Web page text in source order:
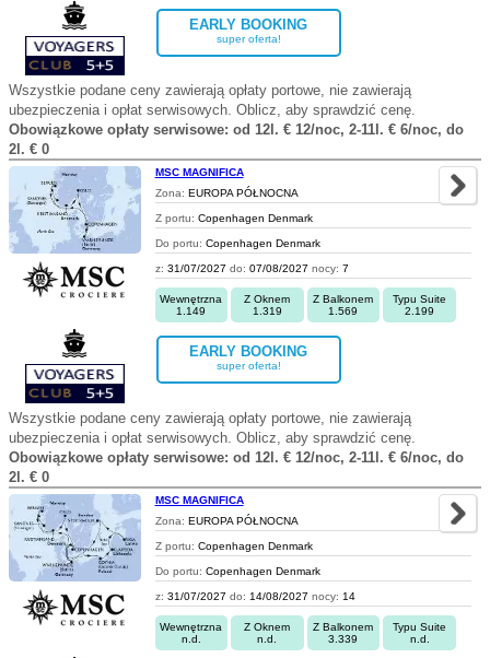
EARLY BOOKING
super oferta!
Wszystkie podane ceny zawierają opłaty portowe, nie zawierają
ubezpieczenia i opłat serwisowych. Oblicz, aby sprawdzić cenę.
Obowiązkowe opłaty serwisowe: od 12l. € 12/noc, 2-11l. € 6/noc, do
2l. € 0
MSC MAGNIFICA
Zona: EUROPA PÓŁNOCNA
Z portu: Copenhagen Denmark
Do portu: Copenhagen Denmark
z: 31/07/2027 do: 07/08/2027 nocy: 7
Wewnętrzna
1.149
Z Oknem
1.319
Z Balkonem
1.569
Typu Suite
2.199
EARLY BOOKING
super oferta!
Wszystkie podane ceny zawierają opłaty portowe, nie zawierają
ubezpieczenia i opłat serwisowych. Oblicz, aby sprawdzić cenę.
Obowiązkowe opłaty serwisowe: od 12l. € 12/noc, 2-11l. € 6/noc, do
2l. € 0
MSC MAGNIFICA
Zona: EUROPA PÓŁNOCNA
Z portu: Copenhagen Denmark
Do portu: Copenhagen Denmark
z: 31/07/2027 do: 14/08/2027 nocy: 14
Wewnętrzna
n.d.
Z Oknem
n.d.
Z Balkonem
3.339
Typu Suite
n.d.